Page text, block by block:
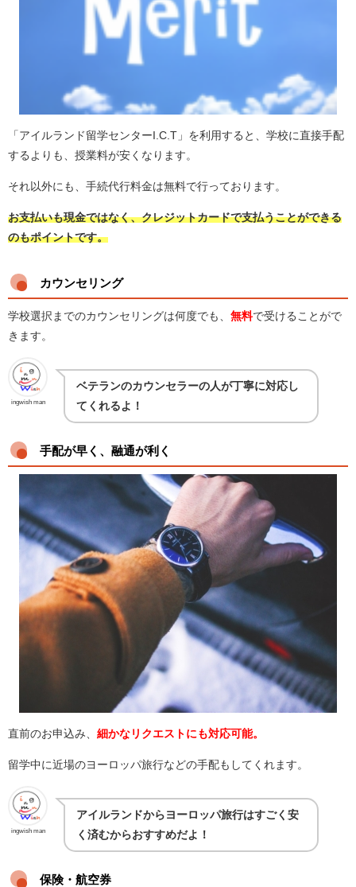
「アイルランド留学センターI.C.T」を利用すると、学校に直接手配
するよりも、授業料が安くなります。
それ以外にも、手続代行料金は無料で行っております。
お支払いも現金ではなく、クレジットカードで支払うことができる
のもポイントです。
カウンセリング
学校選択までのカウンセリングは何度でも、 無料で受けることがで
きます。
ingwish man
ベテランのカウンセラーの人が丁寧に対応し
てくれるよ！
手配が早く、融通が利く
直前のお申込み、 細かなリクエストにも対応可能。
留学中に近場のヨーロッパ旅行などの手配もしてくれます。
ingwish man
アイルランドからヨーロッパ旅行はすごく安
く済むからおすすめだよ！
保険・航空券